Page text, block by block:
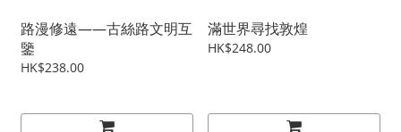
路漫修遠——古絲路文明互
鑒
HK$238.00
滿世界尋找敦煌
HK$248.00